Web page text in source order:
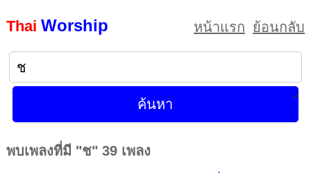
Thai Worship หน้าแรก ย้อนกลับ
พบเพลงที่มี "ช" 39 เพลง